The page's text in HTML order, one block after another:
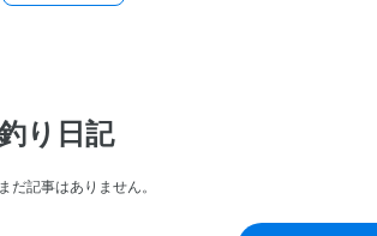
り日記
まだ記事はありません。